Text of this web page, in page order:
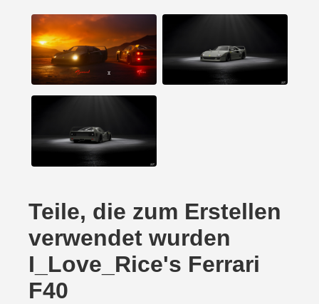
Teile, die zum Erstellen
verwendet wurden
I_Love_Rice's Ferrari
F40